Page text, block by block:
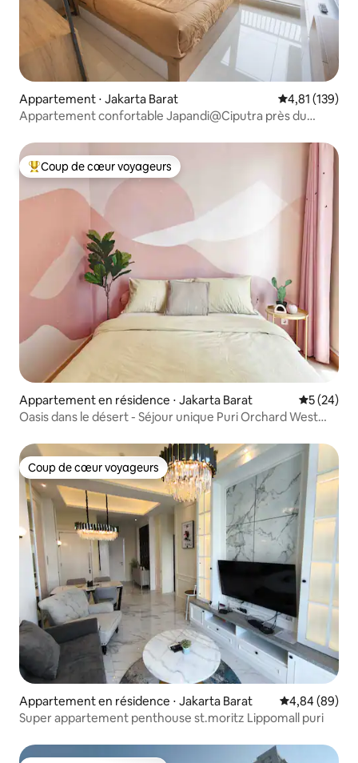
Appartement ⋅ Jakarta Barat Évaluation
4,81 (139)
Appartement confortable Japandi@Ciputra près du
Coups de cœur voyageurs les plus appréciés
Coup de cœur voyageurs
Appartement en résidence ⋅ Jakarta Barat
5 (24)
Oasis dans le désert - Séjour unique Puri Orchard West
Coup de cœur voyageurs
Coup de cœur voyageurs
Appartement en résidence ⋅ Jakarta Barat Évaluation
4,84 (89)
Super appartement penthouse st.moritz Lippomall puri